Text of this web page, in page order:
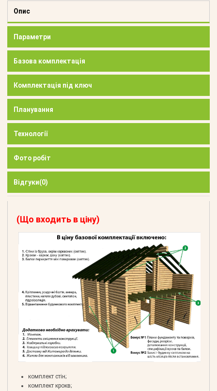
Опис
Параметри
Базова комплектація
Комплектація під ключ
Планування
Технології
Фото робіт
Відгуки(0)
(Що входить в ціну)
комплект стін;
комплект крокв;